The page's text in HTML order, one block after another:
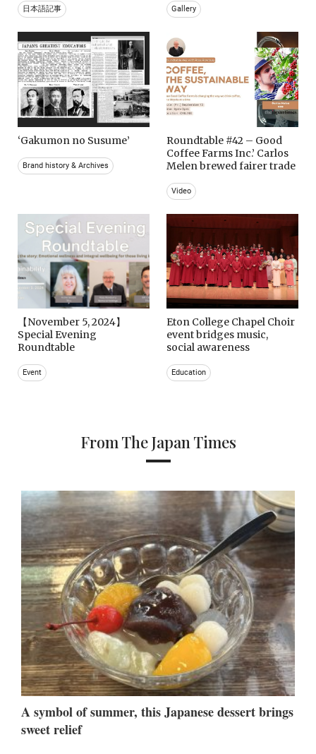
日本語記事 Gallery
‘Gakumon no Susume’
Brand history & Archives
Roundtable #42 – Good
Coffee Farms Inc.’ Carlos
Melen brewed fairer trade
Video
【November 5, 2024】
Special Evening
Roundtable
Event
Eton College Chapel Choir
event bridges music,
social awareness
Education
From The Japan Times
A symbol of summer, this Japanese dessert brings
sweet relief